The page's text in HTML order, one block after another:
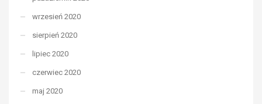
wrzesień 2020
sierpień 2020
lipiec 2020
czerwiec 2020
maj 2020